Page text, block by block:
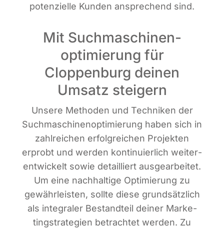
poten­zi­el­le Kun­den anspre­chend sind.
Mit Suchmaschinen­
optimierung für
Cloppenburg deinen
Umsatz steigern
Unse­re Metho­den und Tech­ni­ken der
Such­ma­schi­nen­op­ti­mie­rung haben sich in
zahl­rei­chen erfolg­rei­chen Pro­jek­ten
erprobt und wer­den kon­ti­nu­ier­lich wei­ter­
ent­wi­ckelt sowie detail­liert aus­ge­ar­bei­tet.
Um eine nach­hal­ti­ge Opti­mie­rung zu
gewähr­leis­ten, soll­te die­se grund­sätz­lich
als inte­gra­ler Bestand­teil dei­ner Mar­ke­
ting­stra­te­gien betrach­tet wer­den. Zu